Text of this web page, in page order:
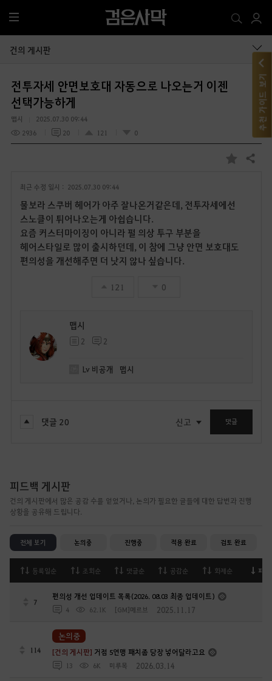
전
체
메
건의 게시판
전투자세 안면보호대 자동으로 나오는거 이젠
선택가능하게
맵시
2025.07.30 09:44
2936
20 121 0
즐
기
공유하기
최근 수정 일시 : 2025.07.30 09:44
물보라 스쿠버 헤어가 아주 잘나온거같은데, 전투자세에선
스노클이 튀어나오는게 아쉽습니다.
요즘 커스터마이징이 아니라 펄 의상 투구 부분을
헤어스타일로 많이 출시하던데, 이 참에 그냥 안면 보호대도
편의성을 개선해주면 더 낫지 않나 싶습니다.
121 0
맵시
2 2
Lv 비공개 맵시
댓글 20 신고 댓글
피드백 게시판
건의 게시판에서 많은 공감 수를 얻었거나, 논의가 필요한 글들에 대한 답변과 진행
상황을 공유해 드립니다.
전체 보기 논의중 진행중 적용 완료 검토 완료
등록일순 조회순 댓글순 공감순 화제순 피
7
편의성 개선 업데이트 목록(2026. 08.03 최종 업데이트)
4 62.1K [GM]메르브 2025.11.17
114 [건의 게시판] 거점 5연맹 패치좀 당장 넣어달라고요
13 6K 미루목 2026.03.14
논의중
추천 가이드 보기